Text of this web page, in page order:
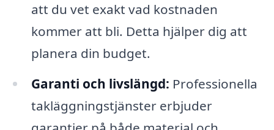
att du vet exakt vad kostnaden
kommer att bli. Detta hjälper dig att
planera din budget.
Garanti och livslängd: Professionella
takläggningstjänster erbjuder